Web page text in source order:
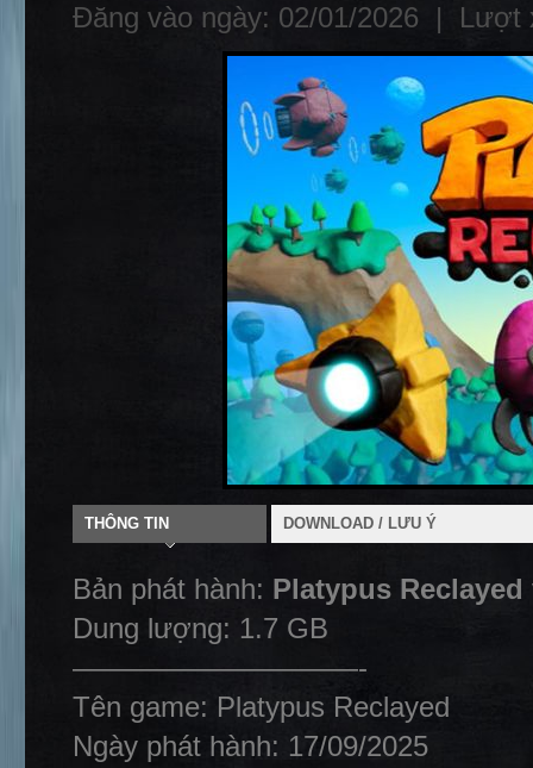
Đăng vào ngày: 02/01/2026 | Lượt
THÔNG TIN DOWNLOAD / LƯU Ý
Bản phát hành: Platypus Reclayed
Dung lượng: 1.7 GB
——————————-
Tên game: Platypus Reclayed
Ngày phát hành: 17/09/2025